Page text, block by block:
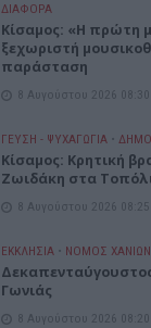
ΔΙΆΦΟΡΑ
Κίσαμος: «Η πρώτη
ξεχωριστή
παράσταση
8 Αυγούστου 2026 08:30
ΓΕΎΣΗ - ΨΥΧΑΓΩΓΊΑ •
Kίσαμος: Κρητική
Ζωιδάκη στα
8 Αυγούστου 2026 08:25
ΕΚΚΛΗΣΙΑ • ΝΟΜΌΣ ΧΑΝΊΩΝ
Γωνιάς
8 Αυγούστου 2026 08:20